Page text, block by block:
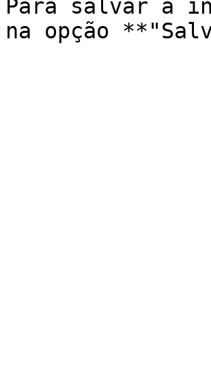
Para salvar a